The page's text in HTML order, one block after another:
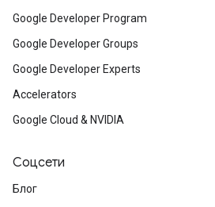
Google Developer Program
Google Developer Groups
Google Developer Experts
Accelerators
Google Cloud & NVIDIA
Соцсети
Блог